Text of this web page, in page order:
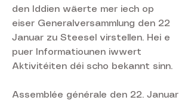
den Iddien wäerte mer iech op
eiser Generalversammlung den 22
Januar zu Steesel virstellen. Hei e
puer Informatiounen iwwert
Aktivitéiten déi scho bekannt sinn.
Assemblée générale den 22. Januar